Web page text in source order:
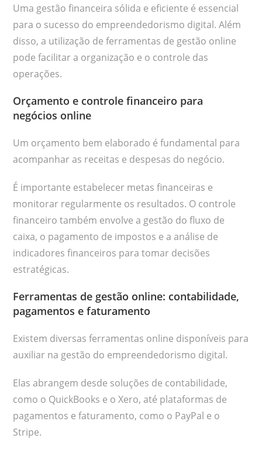
Uma gestão financeira sólida e eficiente é essencial
para o sucesso do empreendedorismo digital. Além
disso, a utilização de ferramentas de gestão online
pode facilitar a organização e o controle das
operações.
Orçamento e controle financeiro para
negócios online
Um orçamento bem elaborado é fundamental para
acompanhar as receitas e despesas do negócio.
É importante estabelecer metas financeiras e
monitorar regularmente os resultados. O controle
financeiro também envolve a gestão do fluxo de
caixa, o pagamento de impostos e a análise de
indicadores financeiros para tomar decisões
estratégicas.
Ferramentas de gestão online: contabilidade,
pagamentos e faturamento
Existem diversas ferramentas online disponíveis para
auxiliar na gestão do empreendedorismo digital.
Elas abrangem desde soluções de contabilidade,
como o QuickBooks e o Xero, até plataformas de
pagamentos e faturamento, como o PayPal e o
Stripe.